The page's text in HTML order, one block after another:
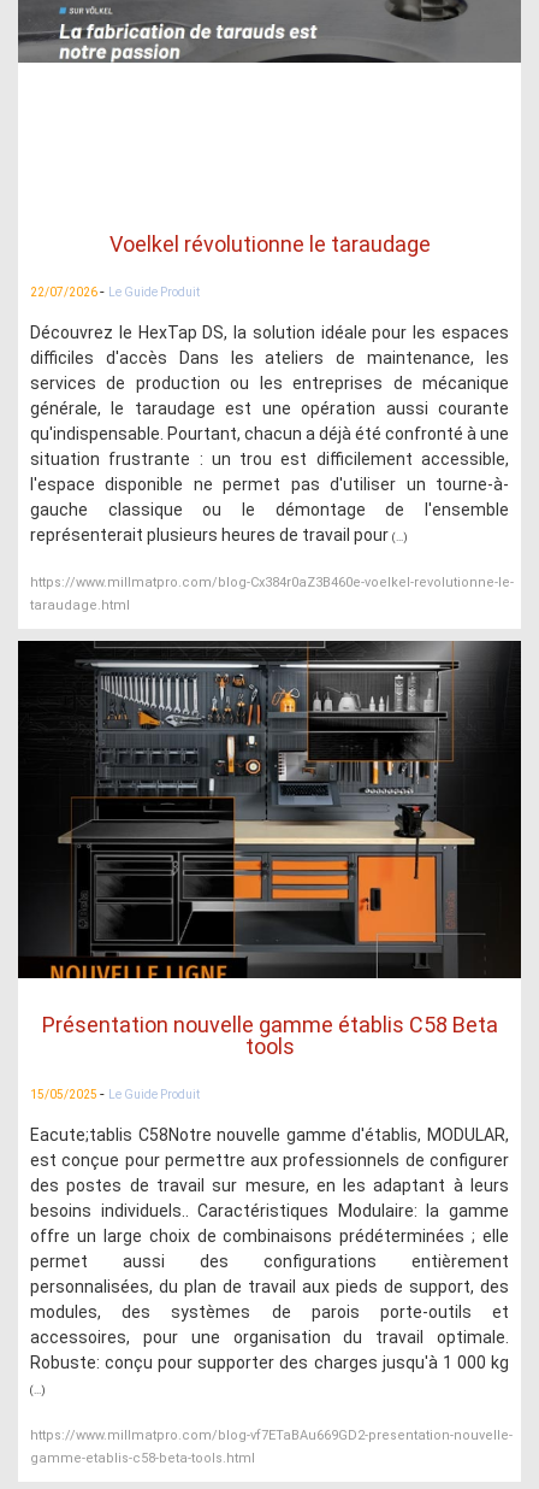
Voelkel révolutionne le taraudage
22/07/2026- Le Guide Produit
Découvrez le HexTap DS, la solution idéale pour les espaces
difficiles d'accès Dans les ateliers de maintenance, les
services de production ou les entreprises de mécanique
générale, le taraudage est une opération aussi courante
qu'indispensable. Pourtant, chacun a déjà été confronté à une
situation frustrante : un trou est difficilement accessible,
l'espace disponible ne permet pas d'utiliser un tourne-à-
gauche classique ou le démontage de l'ensemble
représenterait plusieurs heures de travail pour (...)
https://www.millmatpro.com/blog-Cx384r0aZ3B460e-voelkel-revolutionne-le-
taraudage.html
Présentation nouvelle gamme établis C58 Beta
tools
15/05/2025 - Le Guide Produit
Eacute;tablis C58Notre nouvelle gamme d'établis, MODULAR,
est conçue pour permettre aux professionnels de configurer
des postes de travail sur mesure, en les adaptant à leurs
besoins individuels.. Caractéristiques Modulaire: la gamme
offre un large choix de combinaisons prédéterminées ; elle
permet aussi des configurations entièrement
personnalisées, du plan de travail aux pieds de support, des
modules, des systèmes de parois porte-outils et
accessoires, pour une organisation du travail optimale.
Robuste: conçu pour supporter des charges jusqu'à 1 000 kg
(...)
https://www.millmatpro.com/blog-vf7ETaBAu669GD2-presentation-nouvelle-
gamme-etablis-c58-beta-tools.html